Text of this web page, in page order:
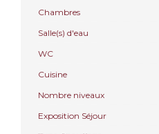
Chambres
Salle(s) d'eau
WC
Cuisine
Nombre niveaux
Exposition Séjour